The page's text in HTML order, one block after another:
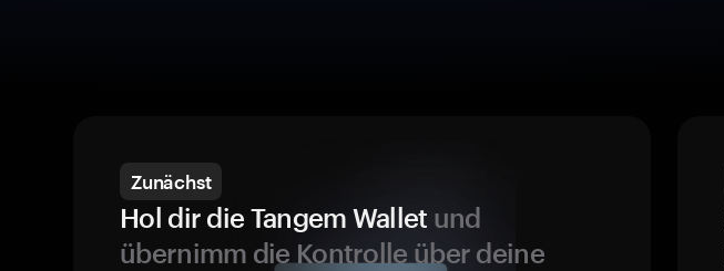
Zunächst
Hol dir die Tangem Wallet und
übernimm die Kontrolle über deine